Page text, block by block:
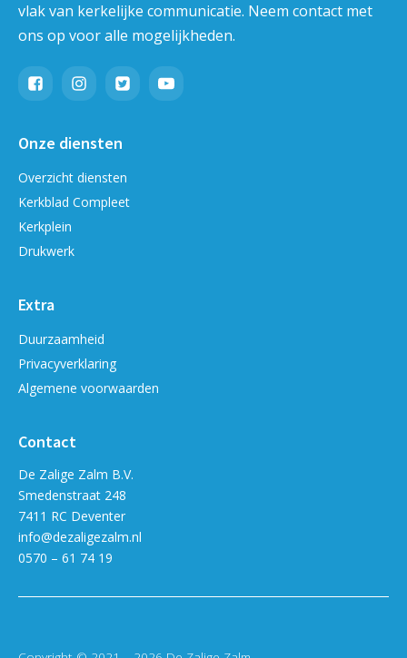
vlak van kerkelijke communicatie. Neem contact met
ons op voor alle mogelijkheden.
Onze diensten
Overzicht diensten
Kerkblad Compleet
Kerkplein
Drukwerk
Extra
Duurzaamheid
Privacyverklaring
Algemene voorwaarden
Contact
De Zalige Zalm B.V.
Smedenstraat 248
7411 RC Deventer
info@dezaligezalm.nl
0570 – 61 74 19